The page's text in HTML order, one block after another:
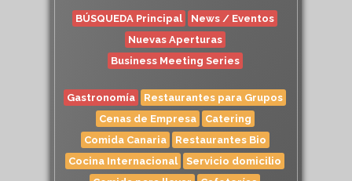
BÚSQUEDA Principal
News / Eventos
Nuevas Aperturas
Business Meeting Series
Gastronomía
Restaurantes para Grupos
Cenas de Empresa
Catering
Comida Canaria
Restaurantes Bio
Cocina Internacional
Servicio domicilio